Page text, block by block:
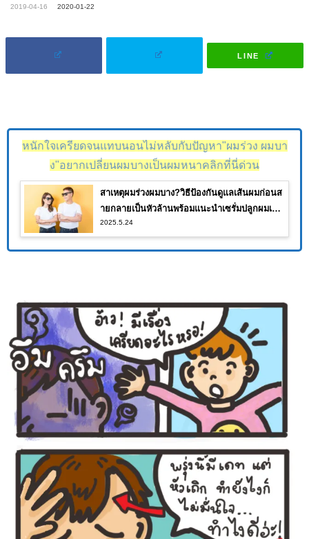
2019-04-16 2020-01-22
LINE
หนักใจเครียดจนแทบนอนไม่หลับกับปัญหา"ผมร่วง ผมบา
ง"อยากเปลี่ยนผมบางเป็นผมหนาคลิกที่นี่ด่วน
สาเหตุผมร่วงผมบาง?วิธีป้องกันดูแลเส้นผมก่อนส
ายกลายเป็นหัวล้านพร้อมแนะนำเซรั่มปลูกผมเห็น
ผลจนคุณต้องอึ้ง!!
2025.5.24